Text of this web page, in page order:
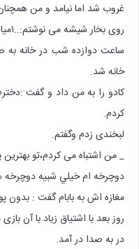
غروب شد اما نیامد و من
روی بخار شیشه می نوشتم:..۱میاد…۲ نمیاد..۱ میاد…۲نمیاد… ۳میاد….
ساعت دوازده شب در خانه به
خانه شد.
کادو را به من داد و گفت
کردم.
لبخندی زدم وگفتم.
_ من اشتباه می کردم،تو
دوچرخه ام خيلي شبيه دوچرخه
مغازه اش به بابام گفت : بدون
روز بعد با اشتیاق زیاد با آن
در به صدا در آمد.